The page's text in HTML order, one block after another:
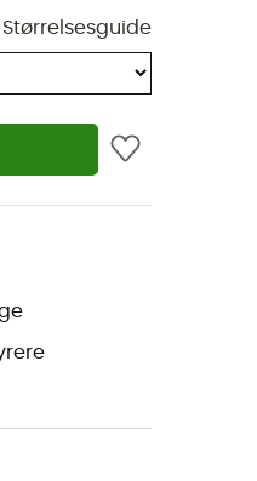
Størrelsesguide